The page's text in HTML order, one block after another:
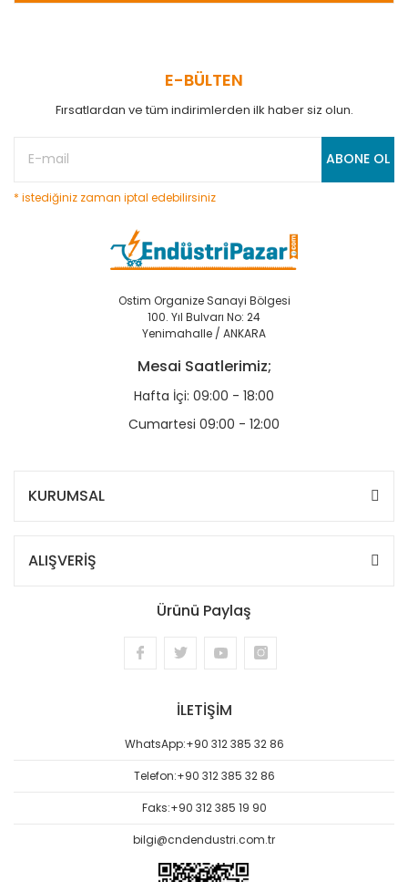
E-BÜLTEN
Fırsatlardan ve tüm indirimlerden ilk haber siz olun.
ABONE OL
* istediğiniz zaman iptal edebilirsiniz
Ostim Organize Sanayi Bölgesi
100. Yıl Bulvarı No: 24
Yenimahalle / ANKARA
Mesai Saatlerimiz;
Hafta İçi: 09:00 - 18:00
Cumartesi 09:00 - 12:00
KURUMSAL
ALIŞVERİŞ
Ürünü Paylaş
İLETİŞİM
WhatsApp:+90 312 385 32 86
Telefon:+90 312 385 32 86
Faks:+90 312 385 19 90
bilgi@cndendustri.com.tr